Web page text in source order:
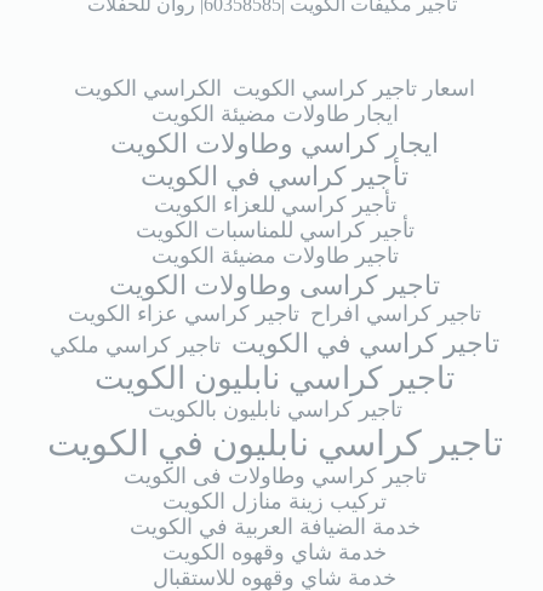
تاجير مكيفات الكويت |60358585| روان للحفلات
اسعار تاجير كراسي الكويت
الكراسي الكويت
ايجار طاولات مضيئة الكويت
ايجار كراسي وطاولات الكويت
تأجير كراسي في الكويت
تأجير كراسي للعزاء الكويت
تأجير كراسي للمناسبات الكويت
تاجير طاولات مضيئة الكويت
تاجير كراسى وطاولات الكويت
تاجير كراسي افراح تاجير كراسي عزاء الكويت
تاجير كراسي في الكويت تاجير كراسي ملكي
تاجير كراسي نابليون الكويت
تاجير كراسي نابليون بالكويت
تاجير كراسي نابليون في الكويت
تاجير كراسي وطاولات فى الكويت
تركيب زينة منازل الكويت
خدمة الضيافة العربية في الكويت
خدمة شاي وقهوه الكويت
خدمة شاي وقهوه للاستقبال